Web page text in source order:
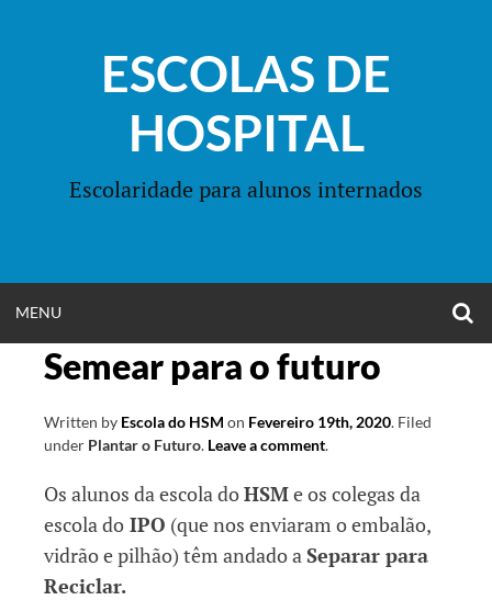
ESCOLAS DE
HOSPITAL
Escolaridade para alunos internados
MENU
MENU
Semear para o futuro
Written by Escola do HSM on Fevereiro 19th, 2020. Filed
under Plantar o Futuro. Leave a comment.
Os alunos da escola doHSMe os colegas da
escola do IPO (que nos enviaram o embalão,
vidrão e pilhão) têm andado a Separar para
Reciclar.